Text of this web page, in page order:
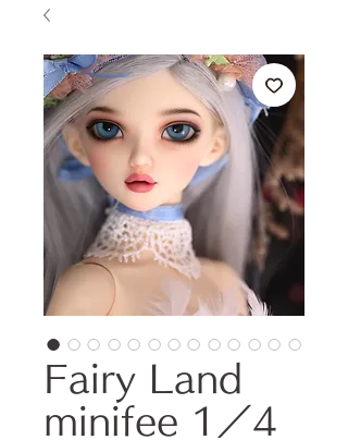
Fairy Land
minifee 1／4